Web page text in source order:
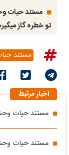
مستند حیات
تو خطره گاز
مستند
اخبار مرتبط
مستند حیات
مستند حیات